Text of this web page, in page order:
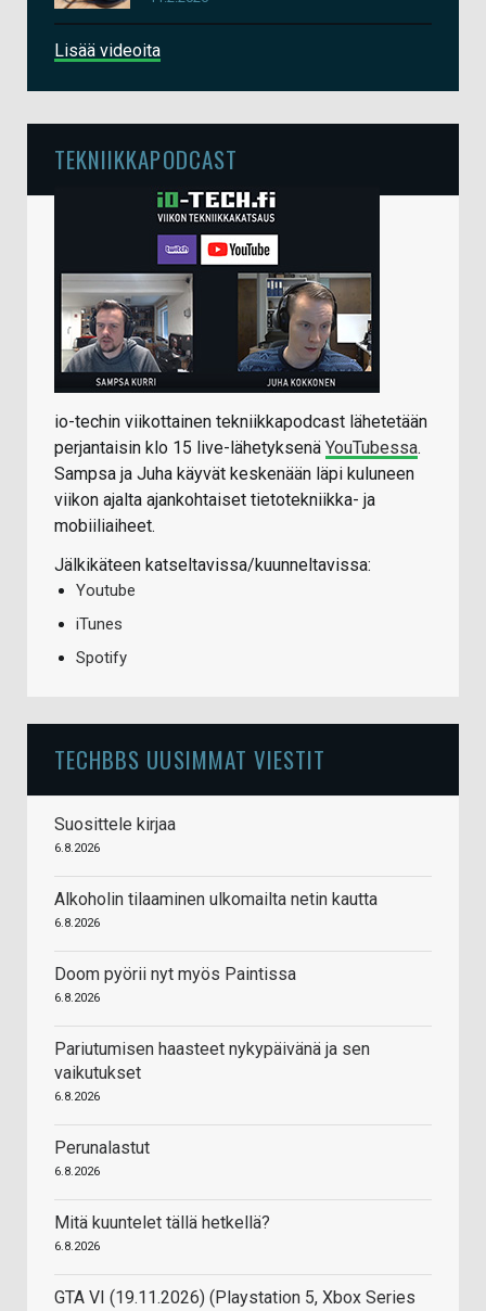
Lisää videoita
TEKNIIKKAPODCAST
io-techin viikottainen tekniikkapodcast lähetetään
perjantaisin klo 15 live-lähetyksenä YouTubessa.
Sampsa ja Juha käyvät keskenään läpi kuluneen
viikon ajalta ajankohtaiset tietotekniikka- ja
mobiiliaiheet.
Jälkikäteen katseltavissa/kuunneltavissa:
Youtube
iTunes
Spotify
TECHBBS UUSIMMAT VIESTIT
Suosittele kirjaa
6.8.2026
Alkoholin tilaaminen ulkomailta netin kautta
6.8.2026
Doom pyörii nyt myös Paintissa
6.8.2026
Pariutumisen haasteet nykypäivänä ja sen
vaikutukset
6.8.2026
Perunalastut
6.8.2026
Mitä kuuntelet tällä hetkellä?
6.8.2026
GTA VI (19.11.2026) (Playstation 5, Xbox Series